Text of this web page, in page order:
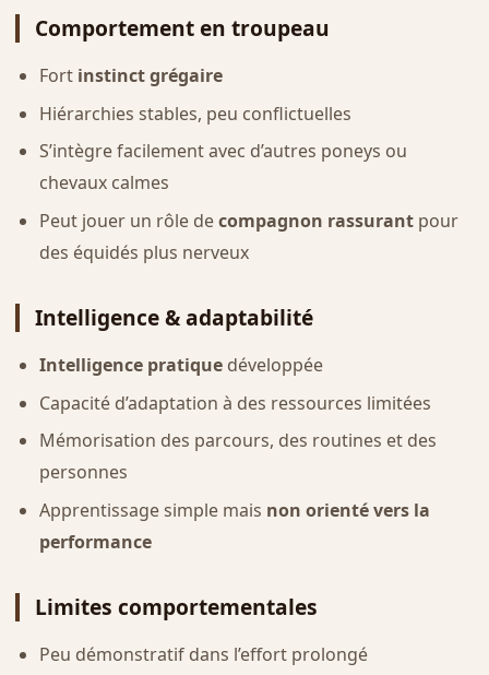
Comportement en troupeau
Fort instinct grégaire
Hiérarchies stables, peu conflictuelles
S’intègre facilement avec d’autres poneys ou
chevaux calmes
Peut jouer un rôle decompagnon rassurantpour
des équidés plus nerveux
Intelligence & adaptabilité
Intelligence pratiquedéveloppée
Capacité d’adaptation à des ressources limitées
Mémorisation des parcours, des routines et des
personnes
Apprentissage simple mais non orienté vers la
performance
Limites comportementales
Peu démonstratif dans l’effort prolongé